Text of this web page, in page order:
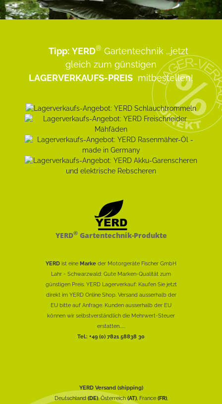
Tipp: YERD® Gartentechnik ...jetzt
gleich zum günstigen
LAGERVERKAUFS-PREIS mitbestellen!
YERD®Gartentechnik-Produkte
YERD ist eine Marke der Motorgeräte Fischer GmbH
Lahr - Schwarzwald: Gute Marken-Qualität zum
günstigen Preis. YERD Lagerverkauf: Kaufen Sie jetzt
direkt im YERD Online Shop. Versand ausserhalb der
EU bitte auf Anfrage. Kunden ausserhalb der EU
können wir selbstverständlich die Mehrwert-Steuer
erstatten......
Tel.: +49 (0) 7821 58838 30
YERD Versand (shipping)
Deutschland(DE), Österreich(AT), France (FR),